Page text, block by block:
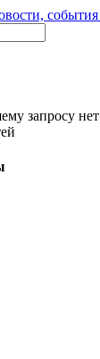
запросу нет